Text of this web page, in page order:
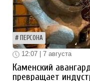
ПЕРСОНА
12:07 | 7 августа
Каменский
превращает